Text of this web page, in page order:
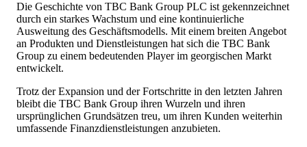
Die Geschichte von TBC Bank Group PLC ist gekennzeichnet
durch ein starkes Wachstum und eine kontinuierliche
Ausweitung des Geschäftsmodells. Mit einem breiten Angebot
an Produkten und Dienstleistungen hat sich die TBC Bank
Group zu einem bedeutenden Player im georgischen Markt
entwickelt.
Trotz der Expansion und der Fortschritte in den letzten Jahren
bleibt die TBC Bank Group ihren Wurzeln und ihren
ursprünglichen Grundsätzen treu, um ihren Kunden weiterhin
umfassende Finanzdienstleistungen anzubieten.